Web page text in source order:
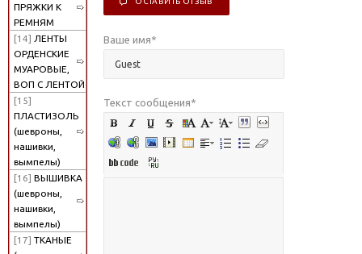
ПРЯЖКИ К
РЕМНЯМ
[14] ЛЕНТЫ
ОРДЕНСКИЕ
МУАРОВЫЕ,
ВОП С ЛЕНТОЙ
[15]
ПЛАСТИЗОЛЬ
(шевроны,
нашивки,
вымпелы)
[16] ВЫШИВКА
(шевроны,
нашивки,
вымпелы)
[17] ТКАНЫЕ
Ваше имя*
Текст сообщения*